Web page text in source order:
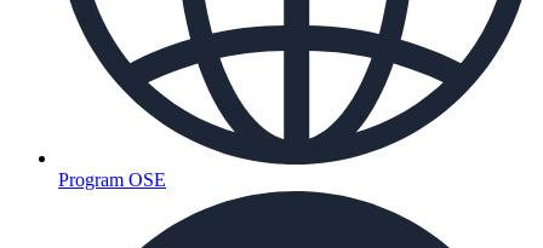
Program OSE